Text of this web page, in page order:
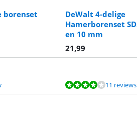
borenset
DeWalt 4-delige
Hamerborenset
en 10 mm
21,99
11 reviews